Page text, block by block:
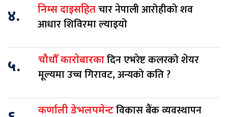
४. निम्स दाइसहितचार नेपाली आरोहीको शव
आधार शिविरमा ल्याइयो
५. चौधौँ कारोबारकादिन एभरेष्ट कलरको शेयर
मूल्यमा उच्च गिरावट, अन्यको कति ?
कर्णाली डेभलपमेन्टविकास बैंक व्यवस्थापन